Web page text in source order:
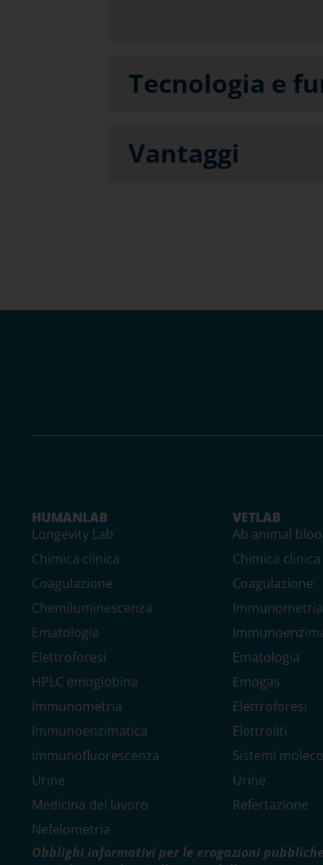
Tecnologia e
Vantaggi
HUMANLAB
Longevity Lab
Chimica clinica
Coagulazione
Chemiluminescenza
Ematologia
Elettroforesi
HPLC emoglobina
Immunometria
Immunoenzimatica
Immunofluorescenza
Urine
Medicina del lavoro
Nefelometria
VETLAB
Ab animal
Chimica clinica
Coagulazione
Immunometria
Ematologia
Emogas
Elettroforesi
Elettroliti
Sistemi
Urine
Refertazione
Obblighi informativi per le erogazioni